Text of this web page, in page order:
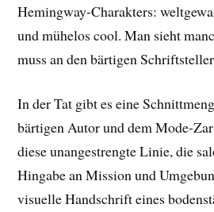
Hemingway-Charakters:
und mühelos cool. Man sieht
muss an den bärtigen
In der Tat gibt es eine
bärtigen Autor und dem Mode-
diese unangestrengte Linie, die
Hingabe an Mission und
visuelle Handschrift eines